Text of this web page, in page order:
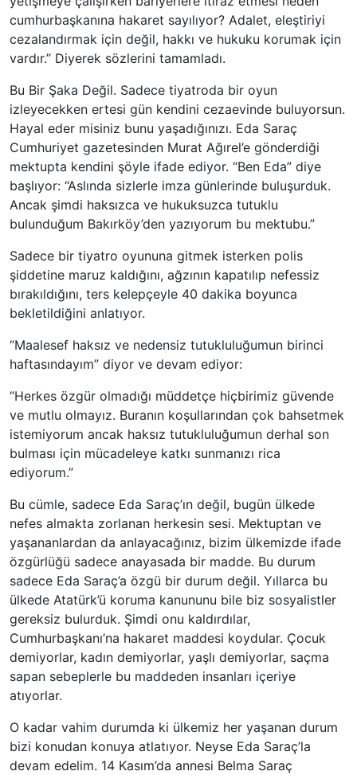
cumhurbaşkanına hakaret sayılıyor? Adalet, eleştiriyi
cezalandırmak için değil, hakkı ve hukuku korumak için
vardır.” Diyerek sözlerini tamamladı.
Bu Bir Şaka Değil. Sadece tiyatroda bir oyun
izleyecekken ertesi gün kendini cezaevinde buluyorsun.
Hayal eder misiniz bunu yaşadığınızı. Eda Saraç
Cumhuriyet gazetesinden Murat Ağırel’e gönderdiği
mektupta kendini şöyle ifade ediyor. “Ben Eda” diye
başlıyor: “Aslında sizlerle imza günlerinde buluşurduk.
Ancak şimdi haksızca ve hukuksuzca tutuklu
bulunduğum Bakırköy’den yazıyorum bu mektubu.”
Sadece bir tiyatro oyununa gitmek isterken polis
şiddetine maruz kaldığını, ağzının kapatılıp nefessiz
bırakıldığını, ters kelepçeyle 40 dakika boyunca
bekletildiğini anlatıyor.
“Maalesef haksız ve nedensiz tutukluluğumun birinci
haftasındayım” diyor ve devam ediyor:
“Herkes özgür olmadığı müddetçe hiçbirimiz güvende
ve mutlu olmayız. Buranın koşullarından çok bahsetmek
istemiyorum ancak haksız tutukluluğumun derhal son
bulması için mücadeleye katkı sunmanızı rica
ediyorum.”
Bu cümle, sadece Eda Saraç’ın değil, bugün ülkede
nefes almakta zorlanan herkesin sesi. Mektuptan ve
yaşananlardan da anlayacağınız, bizim ülkemizde ifade
özgürlüğü sadece anayasada bir madde. Bu durum
sadece Eda Saraç’a özgü bir durum değil. Yıllarca bu
ülkede Atatürk’ü koruma kanununu bile biz sosyalistler
gereksiz bulurduk. Şimdi onu kaldırdılar,
Cumhurbaşkanı’na hakaret maddesi koydular. Çocuk
demiyorlar, kadın demiyorlar, yaşlı demiyorlar, saçma
sapan sebeplerle bu maddeden insanları içeriye
atıyorlar.
O kadar vahim durumda ki ülkemiz her yaşanan durum
bizi konudan konuya atlatıyor. Neyse Eda Saraç’la
devam edelim. 14 Kasım’da annesi Belma Saraç